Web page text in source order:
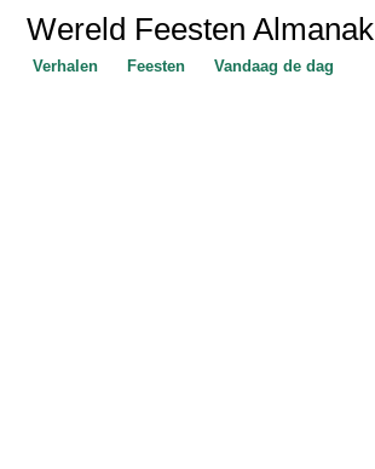
Wereld Feesten Almanak
Verhalen Feesten Vandaag de dag